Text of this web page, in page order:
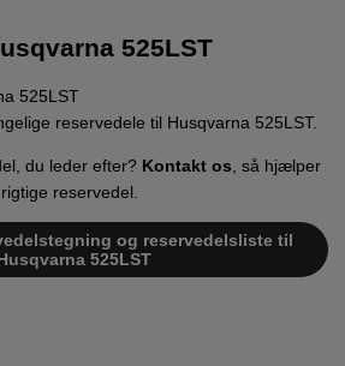
525LST
525LST
reservedele til Husqvarna 525LST.
du leder efter? Kontakt os , så hjælper
reservedel.
og reservedelsliste til
525LST